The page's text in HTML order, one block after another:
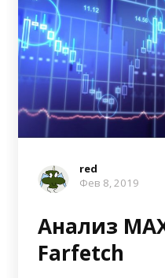
red
Фев 8, 2019
Анализ
Farfetch